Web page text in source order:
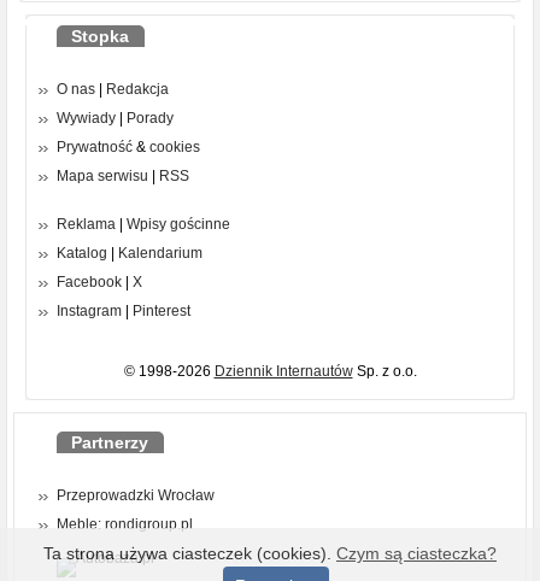
Stopka
O nas
Redakcja
Wywiady
Porady
Prywatność & cookies
Mapa serwisu
RSS
Reklama
Wpisy gościnne
Katalog
Kalendarium
Facebook
X
Instagram
Pinterest
© 1998-2026 Dziennik InternautówSp. z o.o.
Partnerzy
Przeprowadzki Wrocław
Meble: rondigroup.pl
Ta strona używa ciasteczek (cookies). Czym są ciasteczka?